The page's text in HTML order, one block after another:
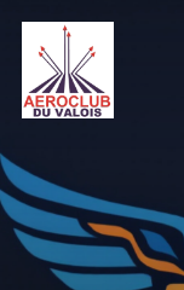
contenu